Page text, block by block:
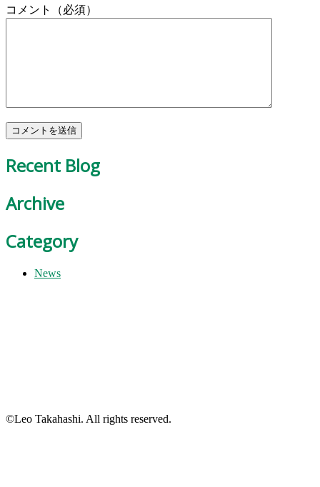
コメント（必須）
Recent Blog
Archive
Category
News
©Leo Takahashi. All rights reserved.